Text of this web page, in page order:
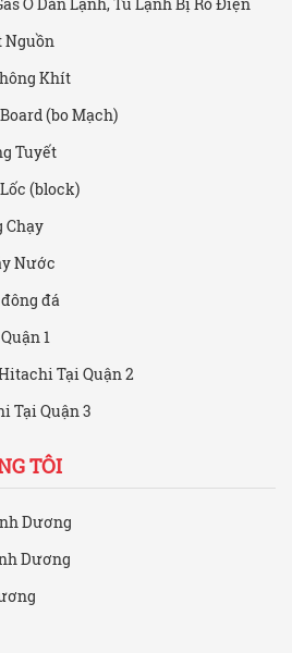
Nguồn
Khít
(bo Mạch)
Tuyết
(block)
Chạy
Nước
đá
1
Tại Quận 2
Tại Quận 3
TÔI
Dương
Dương